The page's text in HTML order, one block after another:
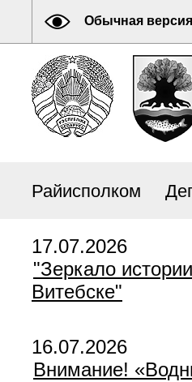
Обычная версия
Райисполком
17.07.2026
"Зеркало
Витебске"
16.07.2026
Внимание!